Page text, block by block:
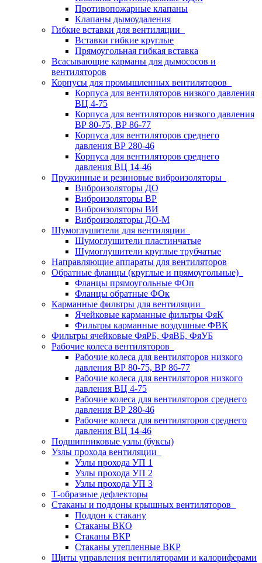
Противопожарные клапаны
Клапаны дымоудаления
Гибкие вставки для вентиляции
Вставки гибкие круглые
Прямоугольная гибкая вставка
Всасывающие карманы для дымососов и
вентиляторов
Корпусы для промышленных вентиляторов
Корпуса для вентиляторов низкого давления
ВЦ 4-75
Корпуса для вентиляторов низкого давления
ВР 80-75, ВР 86-77
Корпуса для вентиляторов среднего
давления ВР 280-46
Корпуса для вентиляторов среднего
давления ВЦ 14-46
Пружинные и резиновые виброизоляторы
Виброизоляторы ДО
Виброизоляторы ВР
Виброизоляторы ВИ
Виброизоляторы ДО-М
Шумоглушители для вентиляции
Шумоглушители пластинчатые
Шумоглушители круглые трубчатые
Направляющие аппараты для вентиляторов
Обратные фланцы (круглые и прямоугольные)
Фланцы прямоугольные ФОп
Фланцы обратные ФОк
Карманные фильтры для вентиляции
Ячейковые карманные фильтры ФяК
Фильтры карманные воздушные ФВК
Фильтры ячейковые ФяРБ, ФяВБ, ФяУБ
Рабочие колеса вентиляторов
Рабочие колеса для вентиляторов низкого
давления ВР 80-75, ВР 86-77
Рабочие колеса для вентиляторов низкого
давления ВЦ 4-75
Рабочие колеса для вентиляторов среднего
давления ВР 280-46
Рабочие колеса для вентиляторов среднего
давления ВЦ 14-46
Подшипниковые узлы (буксы)
Узлы прохода вентиляции
Узлы прохода УП 1
Узлы прохода УП 2
Узлы прохода УП 3
Т-образные дефлекторы
Стаканы и поддоны крышных вентиляторов
Поддон к стакану
Стаканы ВКО
Стаканы ВКР
Стаканы утепленные ВКР
Щиты управления вентиляторами и калориферами